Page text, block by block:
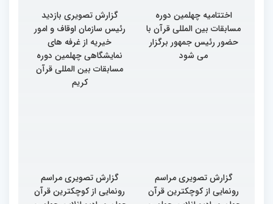
اختتامیه چهلمین دوره
مسابقات بین المللی قرآن با
حضور رئیس جمهور برگزار
می شود
گزارش تصویری بازدید
رئیس سازمان اوقاف و امور
خیریه از غرفه های
نمایشگاهی چهلمین دوره
مسابقات بین المللی قرآن
کریم
گزارش تصویری مراسم
رونمایی از کوچکترین قرآن
گزارش تصویری مراسم
رونمایی از کوچکترین قرآن